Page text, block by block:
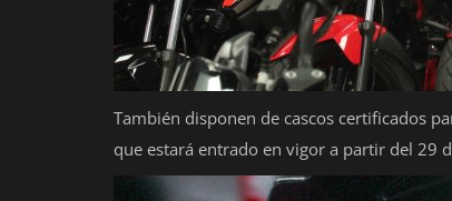
También disponen de cascos certificados
que estará entrado en vigor a partir del 29